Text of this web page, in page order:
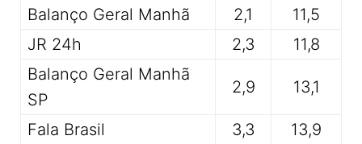
Balanço Geral Manhã
2,1
11,5
JR 24h
2,3
11,8
Balanço Geral Manhã
SP
2,9 13,1
Fala Brasil 3,3
13,9